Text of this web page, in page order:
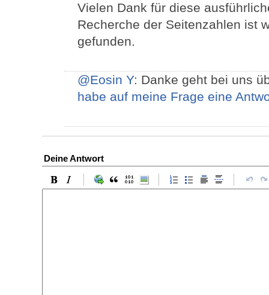
Vielen Dank für diese
Recherche der Seitenzahlen ist
gefunden.
@Eosin Y: Danke geht bei uns
habe auf meine Frage eine
Deine Antwort